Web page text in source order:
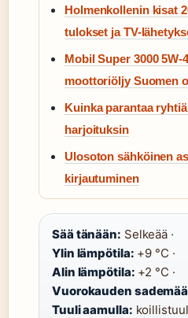
Holmenkollenin kisat
tulokset ja TV-
Mobil Super 3000
moottoriöljy Suomen
Kuinka parantaa
harjoituksin
Ulosoton sähköinen
kirjautuminen
Sää tänään: Selkeää ·
Ylin lämpötila: +9 °C ·
Alin lämpötila: +2 °C ·
Vuorokauden
Tuuli aamulla: